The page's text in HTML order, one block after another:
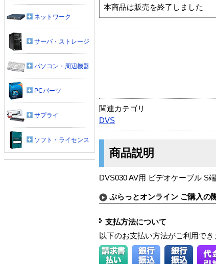
本商品は販売を終了しました
関連カテゴリ
DVS
商品説明
DVS030 AV用 ビデオケーブル S
ぷらっとオンライン ご購入の
支払方法について
以下のお支払い方法がご利用でき
ネットワーク
サーバ・ストレージ
パソコン・周辺機器
PCパーツ
サプライ
ソフト・ライセンス